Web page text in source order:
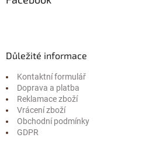
Důležité informace
Kontaktní formulář
Doprava a platba
Reklamace zboží
Vrácení zboží
Obchodní podmínky
GDPR